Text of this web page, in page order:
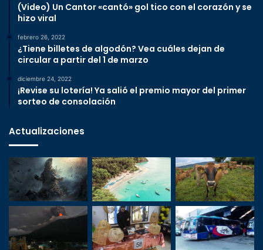
(Video) Un Cantor «cantó» gol tico con el corazón y se
hizo viral
febrero 26, 2022
¿Tiene billetes de algodón? Vea cuáles dejan de
circular a partir del 1 de marzo
diciembre 24, 2022
¡Revise su lotería! Ya salió el premio mayor del primer
sorteo de consolación
Actualizaciones